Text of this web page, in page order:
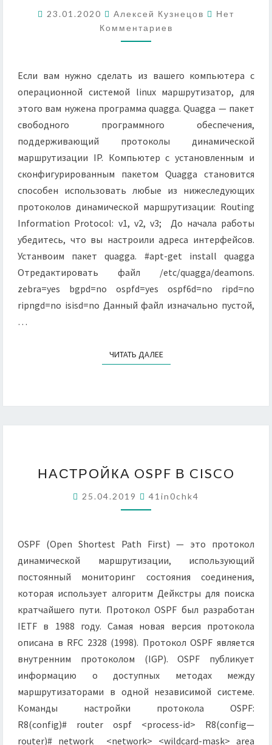
23.01.2020 Алексей Кузнецов
Нет
Комментариев
Если вам нужно сделать из вашего компьютера с
операционной системой linux маршрутизатор, для
этого вам нужена программа quagga. Quagga — пакет
свободного программного обеспечения,
поддерживающий протоколы динамической
маршрутизации IP. Компьютер с установленным и
сконфигурированным пакетом Quagga становится
способен использовать любые из нижеследующих
протоколов динамической маршрутизации: Routing
Information Protocol: v1, v2, v3; До начала работы
убедитесь, что вы настроили адреса интерфейсов.
Устанвоим пакет quagga. #apt-get install quagga
Отредактировать файл /etc/quagga/deamons.
zebra=yes bgpd=no ospfd=yes ospf6d=no ripd=no
ripngd=no isisd=no Данный файл изначально пустой,
…
ЧИТАТЬ ДАЛЕЕЧИТАТЬ ДАЛЕЕ
OSPF
CISCO
НАСТРОЙКА OSPF В CISCO
25.04.2019 41in0chk4
OSPF (Open Shortest Path First) — это протокол
динамической маршрутизации, использующий
постоянный мониторинг состояния соединения,
которая использует алгоритм Дейкстры для поиска
кратчайшего пути. Протокол OSPF был разработан
IETF в 1988 году. Самая новая версия протокола
описана в RFC 2328 (1998). Протокол OSPF является
внутренним протоколом (IGP). OSPF публикует
информацию о доступных методах между
маршрутизаторами в одной независимой системе.
Команды настройки протокола OSPF:
R8(config)# router ospf <process-id> R8(config—
router)# network <network> <wildcard-mask> area